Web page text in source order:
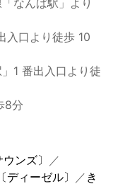
入口より徒歩 10
1 番出入口より徒
8分
ンズ〕
／
ディーゼル〕 ／ き